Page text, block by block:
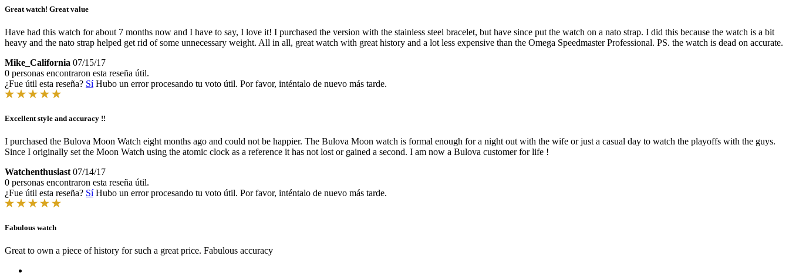
Great watch! Great value
Have had this watch for about 7 months now and I have to say, I love it! I purchased the version with the stainless steel bracelet, but have since put the watch on a nato strap. I did this because the watch is a bit
heavy and the nato strap helped get rid of some unnecessary weight. All in all, great watch with great history and a lot less expensive than the Omega Speedmaster Professional. PS. the watch is dead on accurate.
Mike_California 07/15/17
0 personas encontraron esta reseña útil.
¿Fue útil esta reseña? Sí Hubo un error procesando tu voto útil. Por favor, inténtalo de nuevo más tarde.
Excellent style and accuracy !!
I purchased the Bulova Moon Watch eight months ago and could not be happier. The Bulova Moon watch is formal enough for a night out with the wife or just a casual day to watch the playoffs with the guys.
Since I originally set the Moon Watch using the atomic clock as a reference it has not lost or gained a second. I am now a Bulova customer for life !
Watchenthusiast 07/14/17
0 personas encontraron esta reseña útil.
¿Fue útil esta reseña? Sí Hubo un error procesando tu voto útil. Por favor, inténtalo de nuevo más tarde.
Fabulous watch
Great to own a piece of history for such a great price. Fabulous accuracy